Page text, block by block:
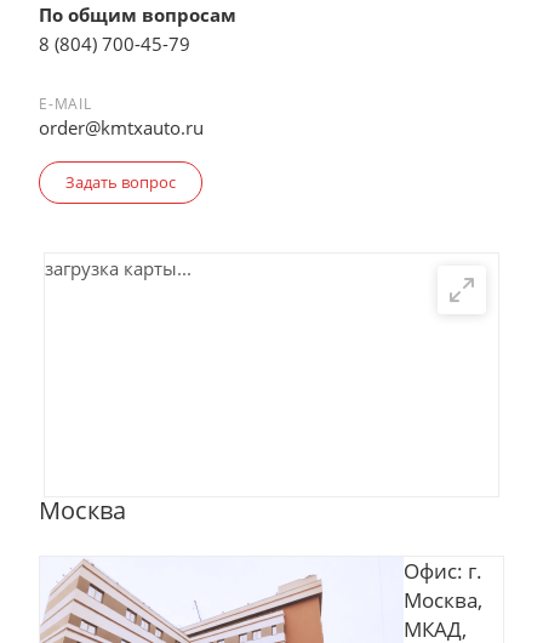
По общим вопросам
8 (804) 700-45-79
E-MAIL
order@kmtxauto.ru
Задать вопрос
загрузка карты...
Москва
Офис: г.
Москва,
МКАД,